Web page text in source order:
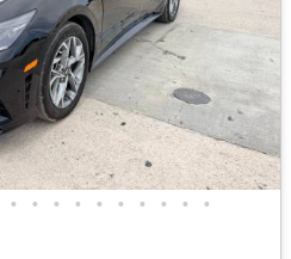
• • • • • • • • • •